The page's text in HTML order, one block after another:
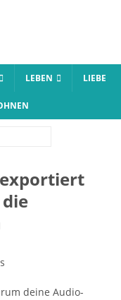
LEBEN LIEBE
exportiert
deine Audio-